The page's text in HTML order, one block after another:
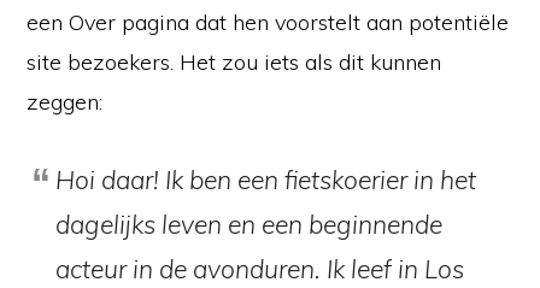
een Over pagina dat hen voorstelt aan potentiële
site bezoekers. Het zou iets als dit kunnen
zeggen:
Hoi daar! Ik ben een fietskoerier in het
dagelijks leven en een beginnende
acteur in de avonduren. Ik leef in Los